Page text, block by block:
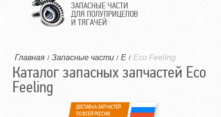
ЗАПАСНЫЕ ЧАСТИ
ДЛЯ ПОЛУПРИЦЕПОВ
И ТЯГАЧЕЙ
Главная / Запасные части / E / Eco Feeling
Каталог запасных запчастей Eco
Feeling
ДОСТАВКА ЗАПЧАСТЕЙ
ПО ВСЕЙ РОССИИ